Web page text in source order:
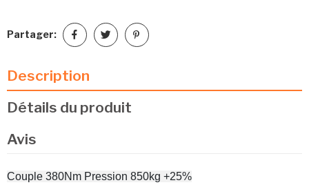
Partager:
Description
Détails du produit
Avis
Couple 380Nm Pression 850kg +25%